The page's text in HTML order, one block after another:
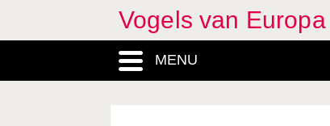
Vogels van Europa
MENU